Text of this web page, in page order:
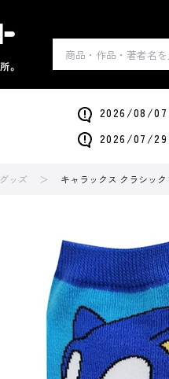
2026/08/07
2026/07/29
グッズ キャラックス クラシッ